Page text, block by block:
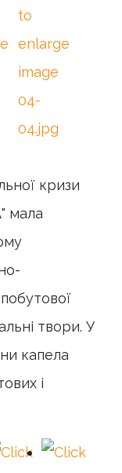
кризи
мала
твори. У
капела
і